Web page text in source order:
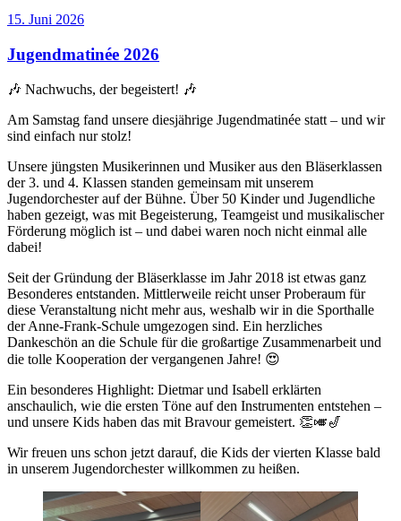
Veröffentlicht
15. Juni 2026
Jugendmatinée 2026
🎶 Nachwuchs, der begeistert! 🎶
Am Samstag fand unsere diesjährige Jugendmatinée statt – und wir
sind einfach nur stolz!
Unsere jüngsten Musikerinnen und Musiker aus den Bläserklassen
der 3. und 4. Klassen standen gemeinsam mit unserem
Jugendorchester auf der Bühne. Über 50 Kinder und Jugendliche
haben gezeigt, was mit Begeisterung, Teamgeist und musikalischer
Förderung möglich ist – und dabei waren noch nicht einmal alle
dabei!
Seit der Gründung der Bläserklasse im Jahr 2018 ist etwas ganz
Besonderes entstanden. Mittlerweile reicht unser Proberaum für
diese Veranstaltung nicht mehr aus, weshalb wir in die Sporthalle
der Anne-Frank-Schule umgezogen sind. Ein herzliches
Dankeschön an die Schule für die großartige Zusammenarbeit und
die tolle Kooperation der vergangenen Jahre! 😍
Ein besonderes Highlight: Dietmar und Isabell erklärten
anschaulich, wie die ersten Töne auf den Instrumenten entstehen –
und unsere Kids haben das mit Bravour gemeistert. 👏🎺🎷
Wir freuen uns schon jetzt darauf, die Kids der vierten Klasse bald
in unserem Jugendorchester willkommen zu heißen.